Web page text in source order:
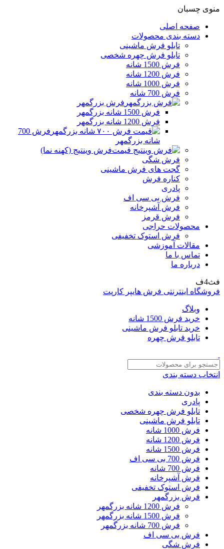
منوی چسبان
صفحه اصلی
دسته بندی محصولات
تابلو فرش ماشینی
تابلو فرش چهره شخصی
فرش 1500 شانه
فرش 1200 شانه
فرش 1000 شانه
فرش 700 شانه
فرش بزرگمهر
فرش 1500 شانه بزرگمهر
فرش 1200 شانه بزرگمهر
فرش 700
شانه بزرگمهر
فرش وینتیج (کهنه نما)
فرش شگی
گجت های فرش ماشینی
کناره فرش
پادری
فرش بی سی اف
فرش آشپرخانه
فرش قرمز
محصولات حراجی
فرش استوک تخفیفی
مقالات آموزشی
تماس با ما
درباره ما
فث4ف
فروشگاه اینترنتی فرش هایپر کارپت
وبلاگ
خرید فرش 1500 شانه
خرید تابلو فرش ماشینی
تابلو فرش چهره
انتخاب دسته بندی
بدون دسته بندی
پادری
تابلو فرش چهره شخصی
تابلو فرش ماشینی
فرش 1000 شانه
فرش 1200 شانه
فرش 1500 شانه
فرش 700 بی سی اف
فرش 700 شانه
فرش آشپرخانه
فرش استوک تخفیفی
فرش بزرگمهر
فرش 1200 شانه بزرگمهر
فرش 1500 شانه بزرگمهر
فرش 700 شانه بزرگمهر
فرش بی سی اف
فرش شگی